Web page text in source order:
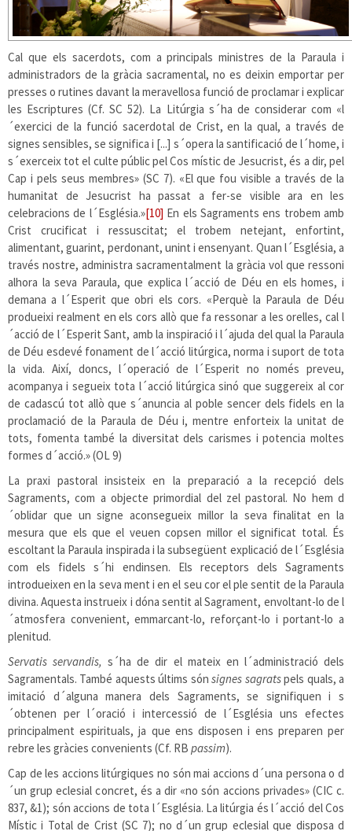
Cal que els sacerdots, com a principals ministres de la Paraula i
administradors de la gràcia sacramental, no es deixin emportar per
presses o rutines davant la meravellosa funció de proclamar i explicar
les Escriptures (Cf. SC 52). La Litúrgia s´ha de considerar com «l
´exercici de la funció sacerdotal de Crist, en la qual, a través de
signes sensibles, se significa i [...] s´opera la santificació de l´home, i
s´exerceix tot el culte públic pel Cos místic de Jesucrist, és a dir, pel
Cap i pels seus membres» (SC 7). «El que fou visible a través de la
humanitat de Jesucrist ha passat a fer-se visible ara en les
celebracions de l´Església.»[10] En els Sagraments ens trobem amb
Crist crucificat i ressuscitat; el trobem netejant, enfortint,
alimentant, guarint, perdonant, unint i ensenyant. Quan l´Església, a
través nostre, administra sacramentalment la gràcia vol que ressoni
alhora la seva Paraula, que explica l´acció de Déu en els homes, i
demana a l´Esperit que obri els cors. «Perquè la Paraula de Déu
produeixi realment en els cors allò que fa ressonar a les orelles, cal l
´acció de l´Esperit Sant, amb la inspiració i l´ajuda del qual la Paraula
de Déu esdevé fonament de l´acció litúrgica, norma i suport de tota
la vida. Així, doncs, l´operació de l´Esperit no només preveu,
acompanya i segueix tota l´acció litúrgica sinó que suggereix al cor
de cadascú tot allò que s´anuncia al poble sencer dels fidels en la
proclamació de la Paraula de Déu i, mentre enforteix la unitat de
tots, fomenta també la diversitat dels carismes i potencia moltes
formes d´acció.» (OL 9)
La praxi pastoral insisteix en la preparació a la recepció dels
Sagraments, com a objecte primordial del zel pastoral. No hem d
´oblidar que un signe aconsegueix millor la seva finalitat en la
mesura que els que el veuen copsen millor el significat total. És
escoltant la Paraula inspirada i la subsegüent explicació de l´Església
com els fidels s´hi endinsen. Els receptors dels Sagraments
introdueixen en la seva ment i en el seu cor el ple sentit de la Paraula
divina. Aquesta instrueix i dóna sentit al Sagrament, envoltant-lo de l
´atmosfera convenient, emmarcant-lo, reforçant-lo i portant-lo a
plenitud.
Servatis servandis, s´ha de dir el mateix en l´administració dels
Sagramentals. També aquests últims sónsignes sagratspels quals, a
imitació d´alguna manera dels Sagraments, se signifiquen i s
´obtenen per l´oració i intercessió de l´Església uns efectes
principalment espirituals, ja que ens disposen i ens preparen per
rebre les gràcies convenients (Cf. RB passim).
Cap de les accions litúrgiques no són mai accions d´una persona o d
´un grup eclesial concret, és a dir «no són accions privades» (CIC c.
837, &1); són accions de tota l´Església. La litúrgia és l´acció del Cos
Místic i Total de Crist (SC 7); no d´un grup eclesial que disposa d